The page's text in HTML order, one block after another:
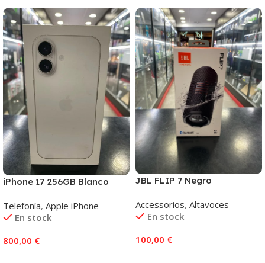
iPhone 17 256GB Blanco
Telefonía, Apple iPhone
En stock
800,00 €
JBL FLIP 7 Negro
Accessorios, Altavoces
En stock
100,00 €